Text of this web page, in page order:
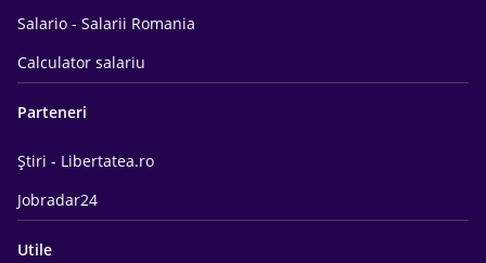
Salario - Salarii Romania
Calculator salariu
Parteneri
Știri - Libertatea.ro
Jobradar24
Utile